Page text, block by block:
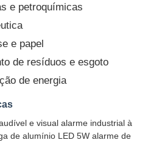
explosões
do alarme
e petroquímicas
e papel
de resíduos e esgoto
de energia
e visual alarme industrial à
de alumínio LED 5W alarme de